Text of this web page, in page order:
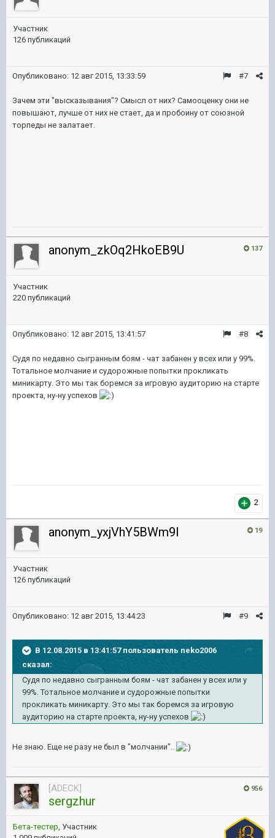
Участник
126 публикаций
#7
Опубликовано: 12 авг 2015, 13:33:59
Зачем эти "высказывания"? Смысл от них? Самооценку они не
повышают, лучше от них не стает, да и пробоину от союзной
торпеды не залатает.
137
anonym_zkOq2HkoEB9U
Участник
220 публикаций
#8
Опубликовано: 12 авг 2015, 13:41:57
Судя по недавно сыгранным боям - чат забанен у всех или у 99%.
Тотальное молчание и судорожные попытки прокликать
миникарту. Это мы так боремся за игровую аудиторию на старте
проекта, ну-ну успехов
2
19
anonym_yxjVhY5BWm9I
Участник
126 публикаций
#9
Опубликовано: 12 авг 2015, 13:44:23
В 12.08.2015 в 13:41:57 пользователь neko2006
сказал:
Судя по недавно сыгранным боям - чат забанен у всех или у
99%. Тотальное молчание и судорожные попытки
прокликать миникарту. Это мы так боремся за игровую
аудиторию на старте проекта, ну-ну успехов
Не знаю. Еще не разу не был в "молчании"..
956
[ADECK]
sergzhur
Бета-тестер , Участник